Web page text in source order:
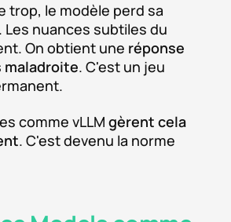
trop, le modèle perd sa
nuances subtiles du
On obtient une réponse
. C'est un jeu
comme vLLM gèrent cela
. C'est devenu la norme